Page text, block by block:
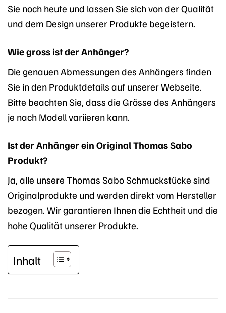
Sie noch heute und lassen Sie sich von der Qualität
und dem Design unserer Produkte begeistern.
Wie gross ist der Anhänger?
Die genauen Abmessungen des Anhängers finden
Sie in den Produktdetails auf unserer Webseite.
Bitte beachten Sie, dass die Grösse des Anhängers
je nach Modell variieren kann.
Ist der Anhänger ein Original Thomas Sabo
Produkt?
Ja, alle unsere Thomas Sabo Schmuckstücke sind
Originalprodukte und werden direkt vom Hersteller
bezogen. Wir garantieren Ihnen die Echtheit und die
hohe Qualität unserer Produkte.
Inhalt